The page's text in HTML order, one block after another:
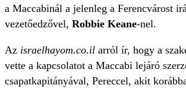
a Maccabinál a jelenleg a Ferencvárost
vezetőedzővel, Robbie Keane-nel.
Az israelhayom.co.il arról ír, hogy a
vette a kapcsolatot a Maccabi lejáró
csapatkapitányával, Pereccel, akit